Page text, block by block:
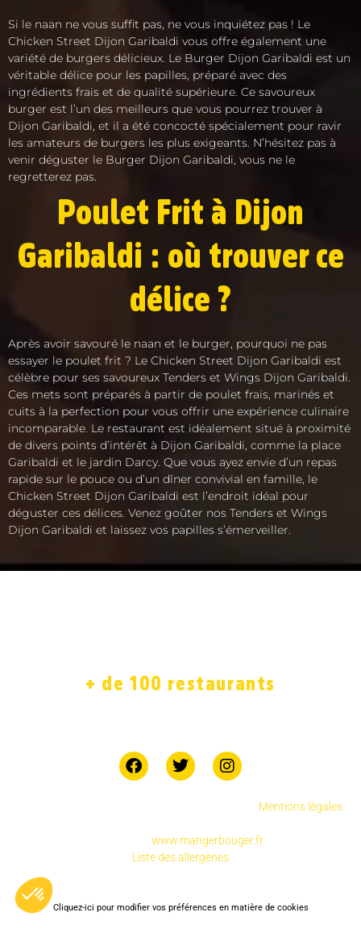
Si le naan ne vous suffit pas, ne vous inquiétez pas ! Le
Chicken Street Dijon Garibaldi vous offre également une
variété de burgers délicieux. Le Burger Dijon Garibaldi est un
véritable délice pour les papilles, préparé avec des
ingrédients frais et de qualité supérieure. Ce savoureux
burger est l’un des meilleurs que vous pourrez trouver à
Dijon Garibaldi, et il a été concocté spécialement pour ravir
les amateurs de burgers les plus exigeants. N’hésitez pas à
venir déguster le Burger Dijon Garibaldi, vous ne le
regretterez pas.
Poulet Frit à Dijon
Garibaldi : où trouver ce
délice ?
Après avoir savouré le naan et le burger, pourquoi ne pas
essayer le poulet frit ? Le Chicken Street Dijon Garibaldi est
célèbre pour ses savoureux Tenders et Wings Dijon Garibaldi.
Ces mets sont préparés à partir de poulet frais, marinés et
cuits à la perfection pour vous offrir une expérience culinaire
incomparable. Le restaurant est idéalement situé à proximité
de divers points d’intérêt à Dijon Garibaldi, comme la place
Garibaldi et le jardin Darcy. Que vous ayez envie d’un repas
rapide sur le pouce ou d’un dîner convivial en famille, le
Chicken Street Dijon Garibaldi est l’endroit idéal pour
déguster ces délices. Venez goûter nos Tenders et Wings
Dijon Garibaldi et laissez vos papilles s’émerveiller.
+ de 100 restaurants
Mentions légales
www.mangerbouger.fr
Liste des allergènes
Cliquez-ici pour modifier vos préférences en matière de cookies